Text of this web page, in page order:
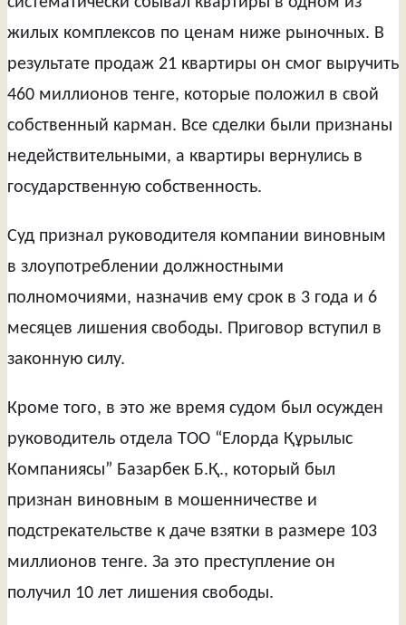
жилых комплексов по ценам ниже рыночных. В
результате продаж 21 квартиры он смог выручить
460 миллионов тенге, которые положил в свой
собственный карман. Все сделки были признаны
недействительными, а квартиры вернулись в
государственную собственность.
Суд признал руководителя компании виновным
в злоупотреблении должностными
полномочиями, назначив ему срок в 3 года и 6
месяцев лишения свободы. Приговор вступил в
законную силу.
Кроме того, в это же время судом был осужден
руководитель отдела ТОО “Елорда Құрылыс
Компаниясы” Базарбек Б.Қ., который был
признан виновным в мошенничестве и
подстрекательстве к даче взятки в размере 103
миллионов тенге. За это преступление он
получил 10 лет лишения свободы.